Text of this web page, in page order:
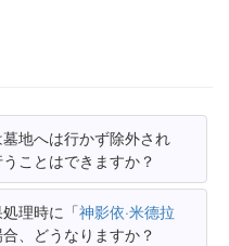
墓地へは行かず除外され
ことはできますか？
処理時に「神影依·米德拉
、どうなりますか？